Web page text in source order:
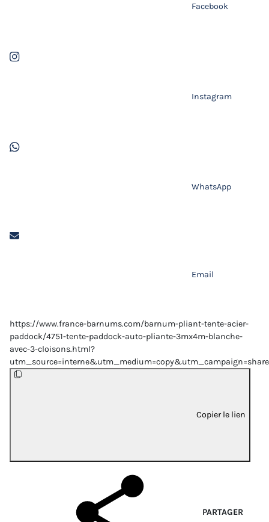
Facebook
Instagram
WhatsApp
Email
https://www.france-barnums.com/barnum-pliant-tente-acier-
paddock/4751-tente-paddock-auto-pliante-3mx4m-blanche-
avec-3-cloisons.html?
Copier le lien
PARTAGER